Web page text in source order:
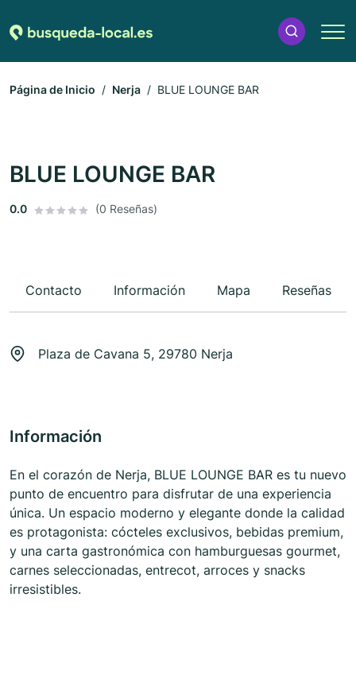
Página de Inicio Nerja BLUE LOUNGE BAR
BLUE LOUNGE BAR
0.0 (0 Reseñas)
Contacto Información Mapa Reseñas
Plaza de Cavana 5, 29780 Nerja
Información
En el corazón de Nerja, BLUE LOUNGE BAR es tu nuevo
punto de encuentro para disfrutar de una experiencia
única. Un espacio moderno y elegante donde la calidad
es protagonista: cócteles exclusivos, bebidas premium,
y una carta gastronómica con hamburguesas gourmet,
carnes seleccionadas, entrecot, arroces y snacks
irresistibles.